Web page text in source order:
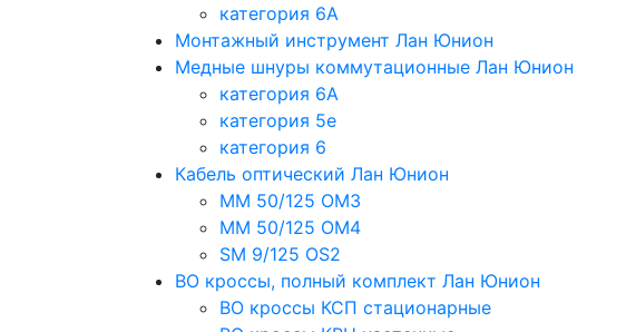
категория 6A
Монтажный инструмент Лан Юнион
Медные шнуры коммутационные Лан Юнион
категория 6A
категория 5e
категория 6
Кабель оптический Лан Юнион
MM 50/125 OM3
MM 50/125 OM4
SM 9/125 OS2
ВО кроссы, полный комплект Лан Юнион
ВО кроссы КСП стационарные